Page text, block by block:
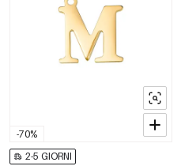
-70%
2-5 GIORNI